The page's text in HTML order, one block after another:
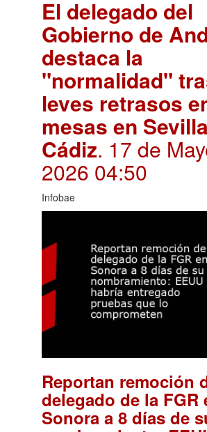
El delegado del
Gobierno de
destaca la
"normalidad"
leves retrasos
mesas en
Cádiz. 17 de
2026 04:50
Infobae
Reportan remoción
delegado de la FGR
Sonora a 8 días de